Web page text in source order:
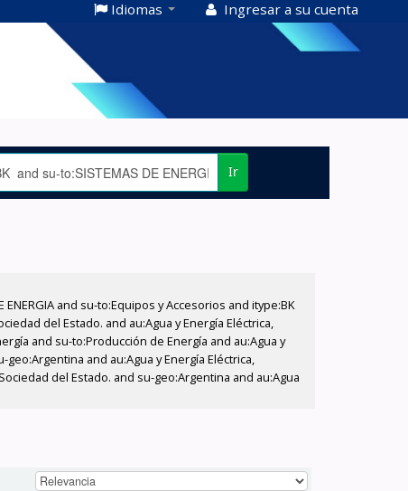
Idiomas Ingresar a su cuenta
Ir
and su-to:Equipos y Accesorios and itype:BK
del Estado. and au:Agua y Energía Eléctrica,
and su-to:Producción de Energía and au:Agua y
and au:Agua y Energía Eléctrica,
del Estado. and su-geo:Argentina and au:Agua